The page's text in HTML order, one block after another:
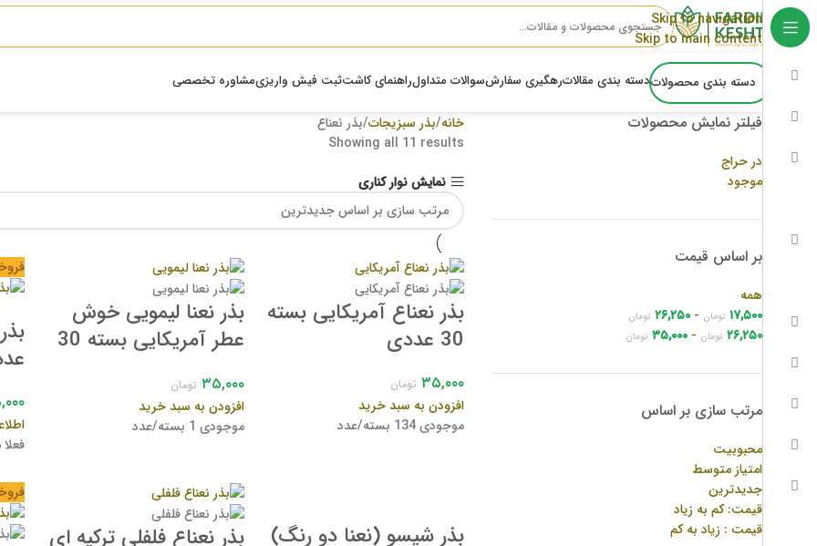
Skip to navigation
Skip to main content
دسته بندی محصولاتدسته بندی مقالاترهگیری سفارشسوالات متداولراهنمای کاشتثبت فیش واریزیمشاوره تخصصی
فیلتر نمایش محصولات
در حراج
موجود
بر اساس قیمت
همه
۱۷,۵۰۰ تومان - ۲۶,۲۵۰ تومان
۲۶,۲۵۰ تومان - ۳۵,۰۰۰ تومان
مرتب سازی بر اساس
محبوبیت
امتیاز متوسط
جدیدترین
قیمت: کم به زیاد
قیمت : زیاد به کم
خانه بذر سبزیجات بذر نعناع
Showing all 11 results
نمایش نوار کناری
بذر نعناع آمریکایی بسته
30 عددی
۳۵,۰۰۰ تومان
افزودن به سبد خرید
موجودی 134 بسته/عدد
بذر نعنا لیمویی خوش
عطر آمریکایی بسته 30
۳۵,۰۰۰ تومان
افزودن به سبد خرید
موجودی 1 بسته/عدد
بذر شیسو (نعنا دو رنگ)
بذر نعناع فلفلی ترکیه ای